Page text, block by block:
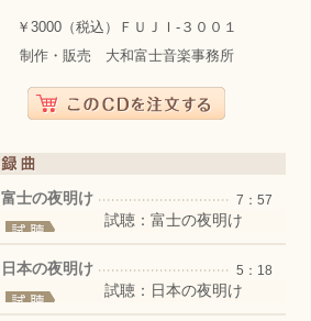
￥3000（税込）ＦＵＪＩ-３００１
制作・販売 大和富士音楽事務所
富士の夜明け 7：57
試聴：富士の夜明け
日本の夜明け 5：18
試聴：日本の夜明け